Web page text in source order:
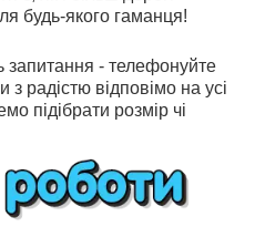
будь-якого гаманця!
- телефонуйте
радістю відповімо на усі
підібрати розмір чі